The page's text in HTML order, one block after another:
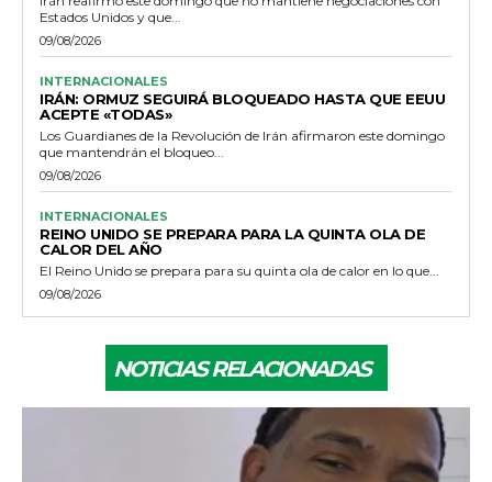
Estados Unidos y que...
09/08/2026
INTERNACIONALES
IRÁN: ORMUZ SEGUIRÁ BLOQUEADO HASTA QUE EEUU
ACEPTE «TODAS»
Los Guardianes de la Revolución de Irán afirmaron este domingo
que mantendrán el bloqueo...
09/08/2026
INTERNACIONALES
REINO UNIDO SE PREPARA PARA LA QUINTA OLA DE
CALOR DEL AÑO
El Reino Unido se prepara para su quinta ola de calor en lo que...
09/08/2026
NOTICIAS RELACIONADAS